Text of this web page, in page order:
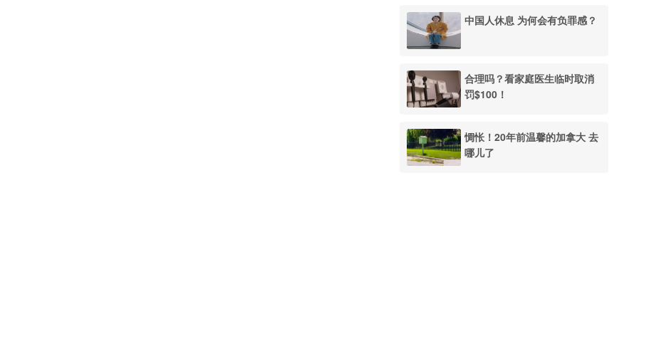
中国人休息 为何会有负罪感？
合理吗？看家庭医生临时取消
罚$100！
惆怅！20年前温馨的加拿大 去
哪儿了